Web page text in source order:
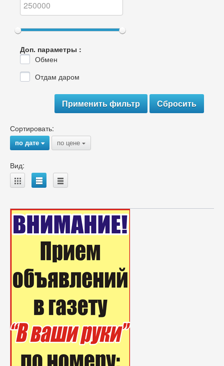
Доп. параметры :
Обмен
Отдам даром
Сортировать:
по дате{ по цене {
Вид:
A B C